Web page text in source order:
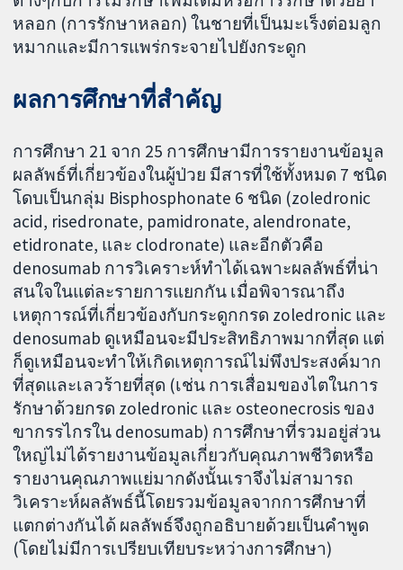
หลอก (การรักษาหลอก) ในชายที่เป็นมะเร็งต่อมลูก
หมากและมีการแพร่กระจายไปยังกระดูก
ผลการศึกษาที่สำคัญ
การศึกษา 21 จาก 25 การศึกษามีการรายงานข้อมูล
ผลลัพธ์ที่เกี่ยวข้องในผู้ป่วย มีสารที่ใช้ทั้งหมด 7 ชนิด
โดบเป็นกลุ่ม Bisphosphonate 6 ชนิด (zoledronic
acid, risedronate, pamidronate, alendronate,
etidronate, และ clodronate) และอีกตัวคือ
denosumab การวิเคราะห์ทำได้เฉพาะผลลัพธ์ที่น่า
สนใจในแต่ละรายการแยกกัน เมื่อพิจารณาถึง
เหตุการณ์ที่เกี่ยวข้องกับกระดูกกรด zoledronic และ
denosumab ดูเหมือนจะมีประสิทธิภาพมากที่สุด แต่
ก็ดูเหมือนจะทำให้เกิดเหตุการณ์ไม่พึงประสงค์มาก
ที่สุดและเลวร้ายที่สุด (เช่น การเสื่อมของไตในการ
รักษาด้วยกรด zoledronic และ osteonecrosis ของ
ขากรรไกรใน denosumab) การศึกษาที่รวมอยู่ส่วน
ใหญ่ไม่ได้รายงานข้อมูลเกี่ยวกับคุณภาพชีวิตหรือ
รายงานคุณภาพแย่มากดังนั้นเราจึงไม่สามารถ
วิเคราะห์ผลลัพธ์นี้โดยรวมข้อมูลจากการศึกษาที่
แตกต่างกันได้ ผลลัพธ์จึงถูกอธิบายด้วยเป็นคำพูด
(โดยไม่มีการเปรียบเทียบระหว่างการศึกษา)